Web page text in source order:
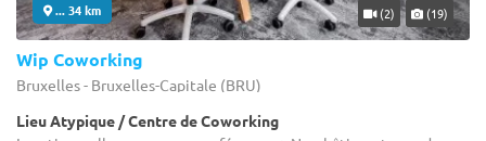
... 34 km (2) (19)
Wip Coworking
Bruxelles - Bruxelles-Capitale (BRU)
Lieu Atypique / Centre de Coworking